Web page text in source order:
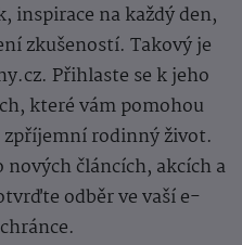
inspirace na každý den,
zkušeností. Takový je
Přihlaste se k jeho
které vám pomohou
rodinný život.
článcích, akcích a
odběr ve vaší e-